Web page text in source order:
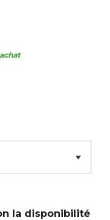
la disponibilité